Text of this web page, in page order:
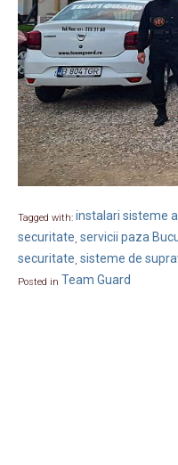
Tagged with: instalari sisteme
securitate, servicii paza
securitate, sisteme de
Posted in Team Guard